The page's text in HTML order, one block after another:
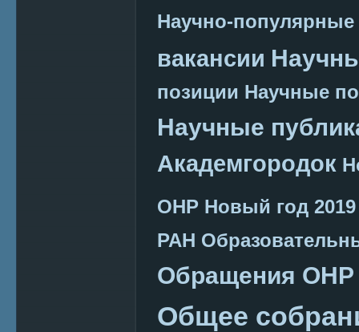
Научно-
вакансии
позиции Научные
Научные
Академгородок
ОНР Новый год 2019
РАН
Обращения ОНР
Общее